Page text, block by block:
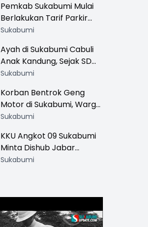
Pemkab Sukabumi Mulai
Berlakukan Tarif Parkir
Resmi di 13 Lokasi Wisata,
Khusus
Sukabumi
Ayah di Sukabumi Cabuli
Anak Kandung, Sejak SD
Hingga SMA
Sukabumi
Korban Bentrok Geng
Motor di Sukabumi, Warga
dan Sopir Tangki
Sukabumi
KKU Angkot 09 Sukabumi
Minta Dishub Jabar
Tertibkan Trayek Ciawi-
Sukabumi